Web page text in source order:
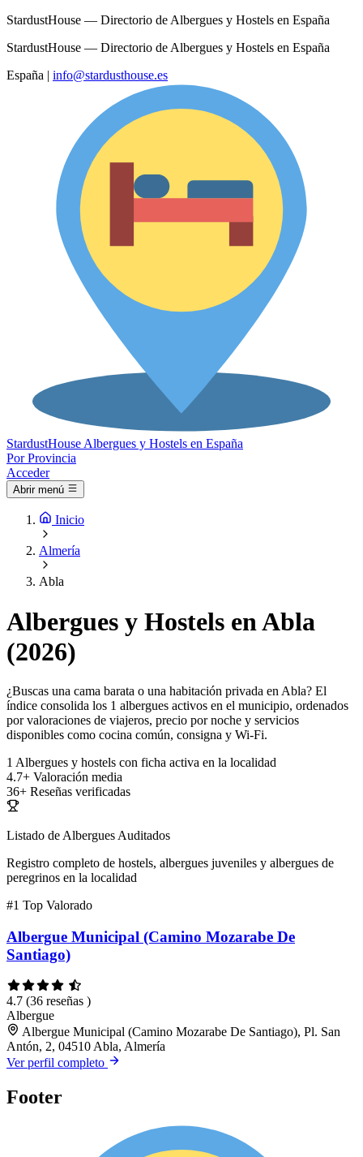
StardustHouse — Directorio de Albergues y Hostels en España
StardustHouse — Directorio de Albergues y Hostels en España
España | info@stardusthouse.es
StardustHouse Albergues y Hostels en España
Por Provincia
Acceder
Abrir menú
Inicio
Almería
Abla
Albergues y Hostels en Abla
(2026)
¿Buscas una cama barata o una habitación privada en Abla? El
índice consolida los 1 albergues activos en el municipio, ordenados
por valoraciones de viajeros, precio por noche y servicios
disponibles como cocina común, consigna y Wi-Fi.
1 Albergues y hostels con ficha activa en la localidad
4.7+ Valoración media
36+ Reseñas verificadas
Listado de Albergues Auditados
Registro completo de hostels, albergues juveniles y albergues de
peregrinos en la localidad
#1 Top Valorado
Albergue Municipal (Camino Mozarabe De
Santiago)
4.7 (36 reseñas )
Albergue
Albergue Municipal (Camino Mozarabe De Santiago), Pl. San
Antón, 2, 04510 Abla, Almería
Ver perfil completo
Footer